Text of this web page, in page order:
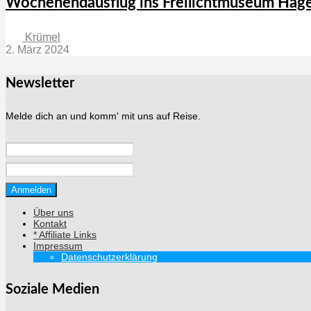
Krümel
2. März 2024
Newsletter
Melde dich an und komm' mit uns auf Reise.
Über uns
Kontakt
* Affiliate Links
Impressum
Datenschutzerklärung
Soziale Medien